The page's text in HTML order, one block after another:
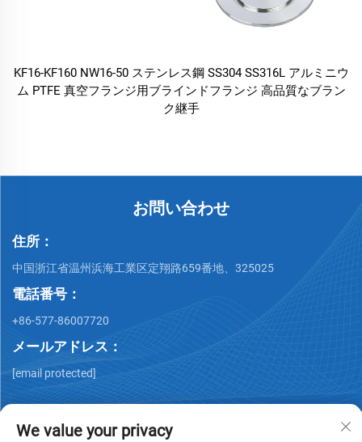
KF16-KF160 NW16-50 ステンレス鋼 SS304 SS316L アルミニウ
ム PTFE 真空フランジ用ブラインドフランジ 高品質なブラン
ク継手
お問い合わせ
住所：
中国浙江省温州浜海工業区定翔路659番地、325025
電話番号：
+86-577-86007720
メールアドレス：
[email protected]
We value your privacy